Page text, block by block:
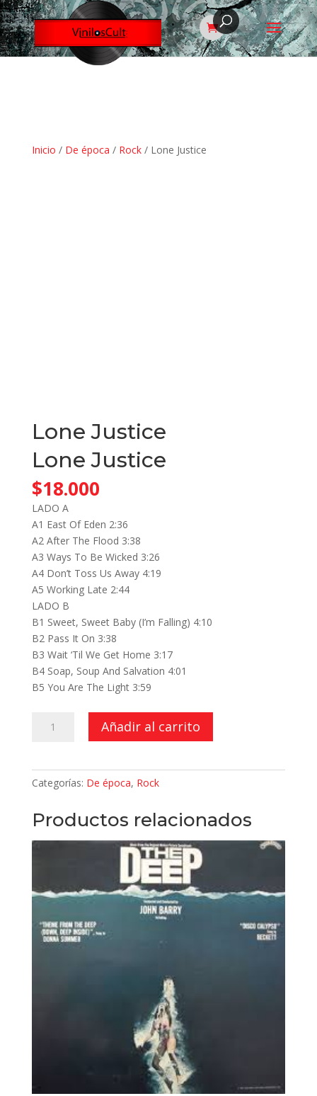
Inicio / De época / Rock/ Lone Justice
Lone Justice
Lone Justice
$18.000
LADO A
A1 East Of Eden 2:36
A2 After The Flood 3:38
A3 Ways To Be Wicked 3:26
A4 Don’t Toss Us Away 4:19
A5 Working Late 2:44
LADO B
B1 Sweet, Sweet Baby (I’m Falling) 4:10
B2 Pass It On 3:38
B3 Wait ‘Til We Get Home 3:17
B4 Soap, Soup And Salvation 4:01
B5 You Are The Light 3:59
Añadir al carrito
Categorías: De época, Rock
Productos relacionados